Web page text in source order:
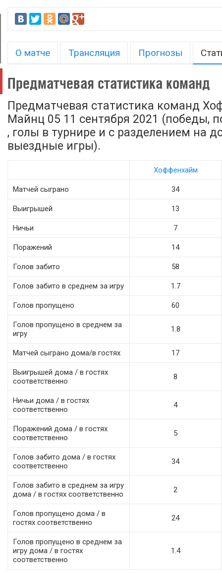
О матче Трансляция Прогнозы
Предматчевая статистика команд
Предматчевая статистика команд
Майнц 05 11 сентября 2021 (победы,
, голы в турнире и с разделением на
выездные игры).
Хоффенхайм
Матчей сыграно 34
Выигрышей 13
Ничьи 7
Поражений 14
Голов забито 58
Голов забито в среднем за игру 1.7
Голов пропущено 60
Голов пропущено в среднем за
игру
1.8
Матчей сыграно дома/в гостях 17
Выигрышей дома / в гостях
соответственно
8
Ничьи дома / в гостях
соответственно
4
Поражений дома / в гостях
соответственно
5
Голов забито дома / в гостях
соответственно
34
Голов забито в среднем за игру
дома / в гостях соответственно
2
Голов пропущено дома / в
гостях соответственно
24
Голов пропущено в среднем за
игру дома / в гостях
соответственно
1.4